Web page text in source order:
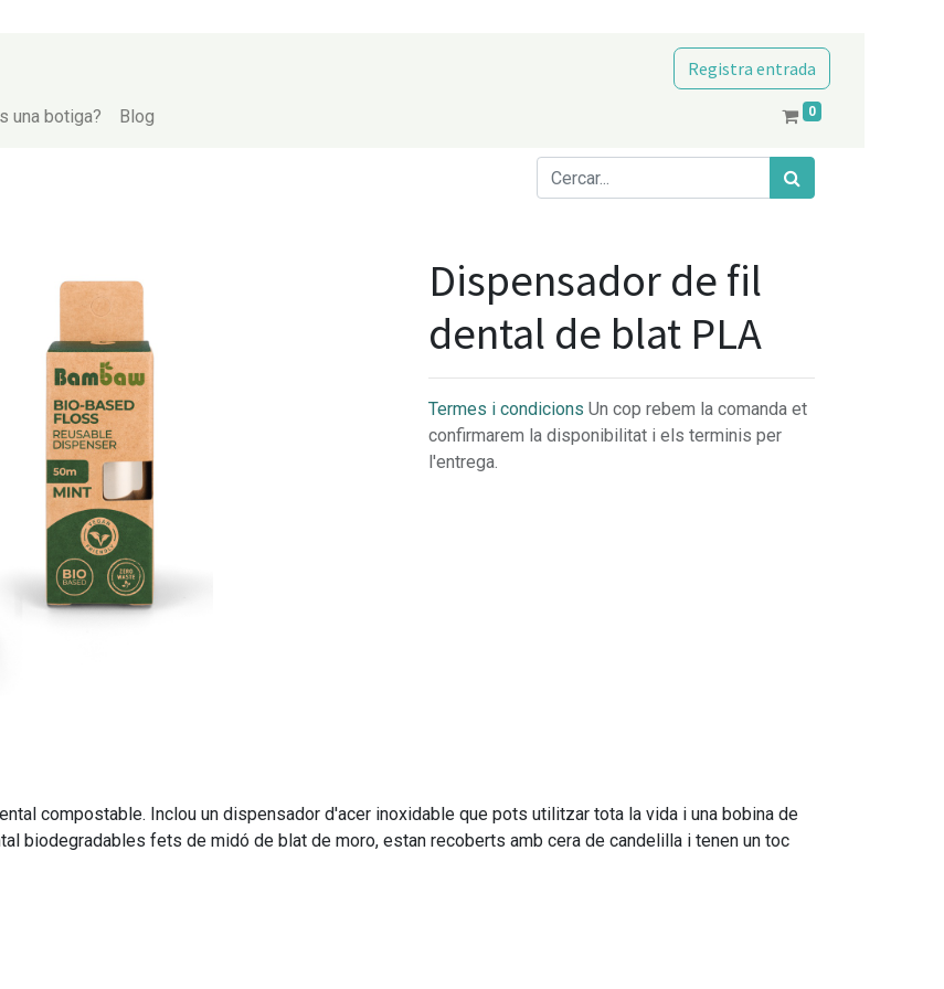
Registra entrada
una botiga? Blog 0
Dispensador de fil
dental de blat PLA
Termes i condicions Un cop rebem la comanda et
confirmarem la disponibilitat i els terminis per
l'entrega.
compostable. Inclou un dispensador d'acer inoxidable que pots utilitzar tota la vida i una bobina de
biodegradables fets de midó de blat de moro, estan recoberts amb cera de candelilla i tenen un toc